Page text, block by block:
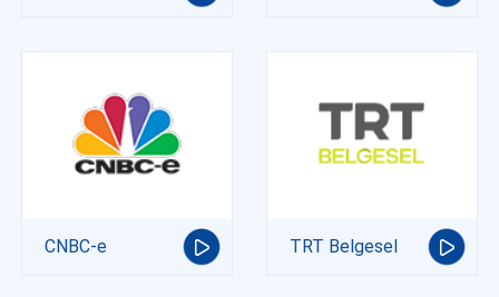
CNBC-e TRT Belgesel